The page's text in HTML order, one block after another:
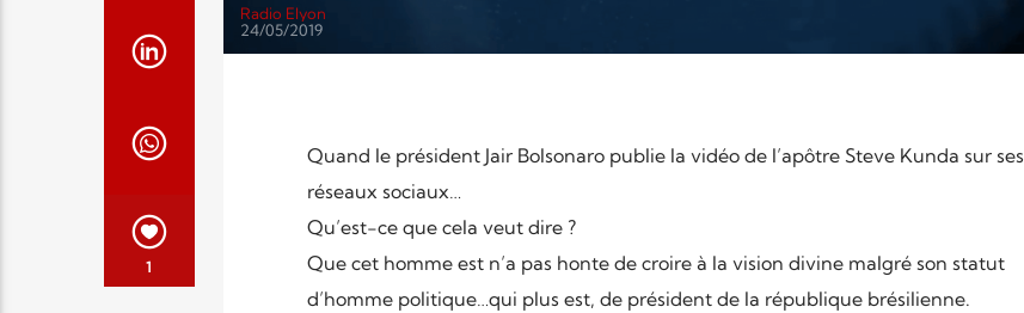
1
Radio Elyon
24/05/2019
Quand le président Jair Bolsonaro publie la vidéo de l’apôtre Steve Kunda sur ses
réseaux sociaux…
Qu’est-ce que cela veut dire ?
Que cet homme est n’a pas honte de croire à la vision divine malgré son statut
d’homme politique…qui plus est, de président de la république brésilienne.